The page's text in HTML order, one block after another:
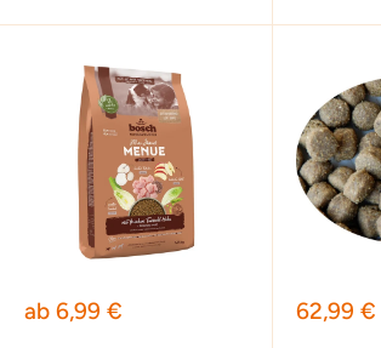
Sonderpreis
ab 6,99 € 62,99 €